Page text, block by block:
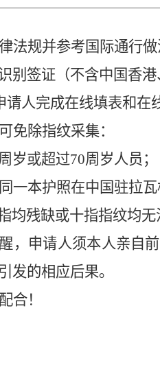
法规并参考 国际通行
别签证（不含中国香
请人完成在线填表和在
免除指纹采集：
岁或超过70周岁人员；
一本护照在中国驻拉
残缺或十指指纹均无
，申请人须本人亲自
发的相应后果。
配合！